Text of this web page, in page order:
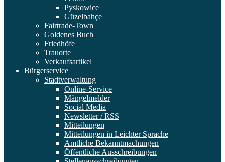
Pyskowice
Güzelbahçe
Fairtrade-Town
Goldenes Buch
Friedhöfe
Trauorte
Verkaufsartikel
Bürgerservice
Stadtverwaltung
Online-Service
Mängelmelder
Social Media
Newsletter / RSS
Mitteilungen
Mitteilungen in Leichter Sprache
Amtliche Bekanntmachungen
Öffentliche Ausschreibungen